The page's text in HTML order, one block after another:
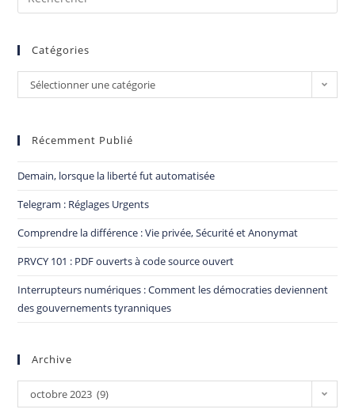
Catégories
Sélectionner une catégorie
Récemment Publié
Demain, lorsque la liberté fut automatisée
Telegram : Réglages Urgents
Comprendre la différence : Vie privée, Sécurité et Anonymat
PRVCY 101 : PDF ouverts à code source ouvert
Interrupteurs numériques : Comment les démocraties deviennent
des gouvernements tyranniques
Archive
octobre 2023 (9)